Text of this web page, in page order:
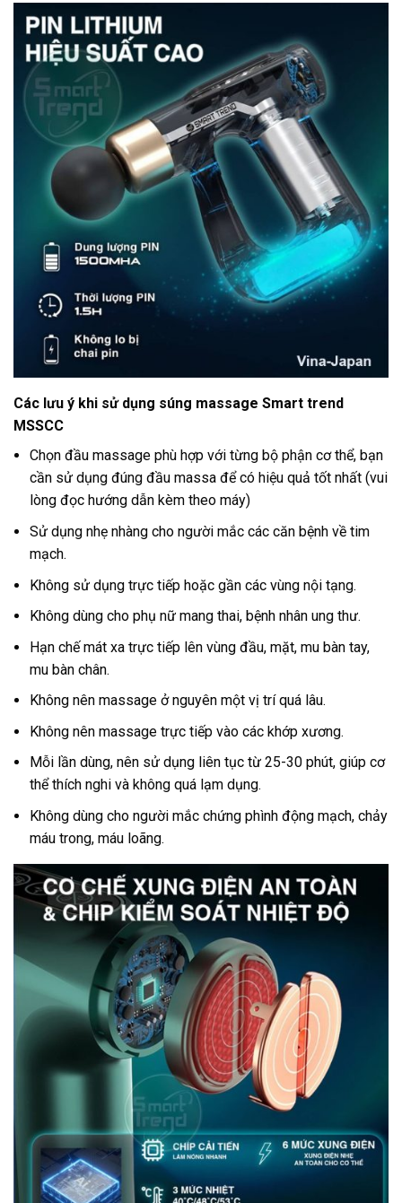
Các lưu ý khi sử dụng súng massage Smart trend
MSSCC
Chọn đầu massage phù hợp với từng bộ phận cơ thể, bạn
cần sử dụng đúng đầu massa để có hiệu quả tốt nhất (vui
lòng đọc hướng dẫn kèm theo máy)
Sử dụng nhẹ nhàng cho người mắc các căn bệnh về tim
mạch.
Không sử dụng trực tiếp hoặc gần các vùng nội tạng.
Không dùng cho phụ nữ mang thai, bệnh nhân ung thư.
Hạn chế mát xa trực tiếp lên vùng đầu, mặt, mu bàn tay,
mu bàn chân.
Không nên massage ở nguyên một vị trí quá lâu.
Không nên massage trực tiếp vào các khớp xương.
Mỗi lần dùng, nên sử dụng liên tục từ 25-30 phút, giúp cơ
thể thích nghi và không quá lạm dụng.
Không dùng cho người mắc chứng phình động mạch, chảy
máu trong, máu loãng.